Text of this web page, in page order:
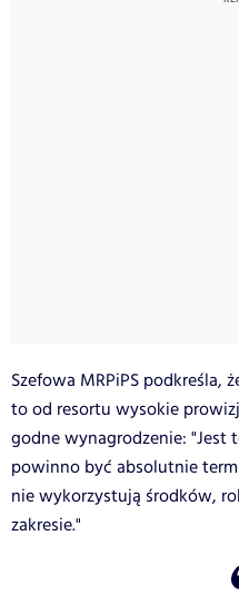
Szefowa MRPiPS podkreśla,
to od resortu wysokie
godne wynagrodzenie: "Jest
powinno być absolutnie
nie wykorzystują środków,
zakresie."